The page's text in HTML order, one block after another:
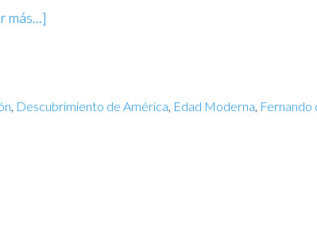
más...]
, Descubrimiento de América, Edad Moderna, Fernando